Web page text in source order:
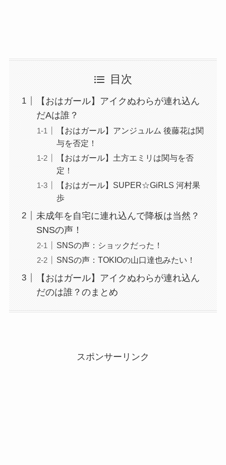
目次
【おはガール】アイクぬわらが連れ込ん
だAは誰？
【おはガール】アンジュルム 後藤花は関
与を否定！
【おはガール】土方エミリは関与を否
定！
【おはガール】SUPER☆GiRLS 河村果
歩
未成年を自宅に連れ込んで降板は当然？
SNSの声！
SNSの声：ショックだった！
SNSの声：TOKIOの山口達也みたい！
【おはガール】アイクぬわらが連れ込ん
だのは誰？のまとめ
スポンサーリンク